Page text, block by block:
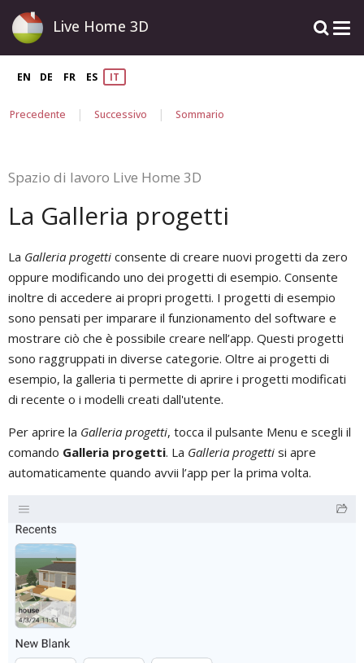
Live Home 3D
EN DE FR ES IT
Precedente | Successivo | Sommario
Spazio di lavoro Live Home 3D
La Galleria progetti
La Galleria progetti consente di creare nuovi progetti da zero
oppure modificando uno dei progetti di esempio. Consente
inoltre di accedere ai propri progetti. I progetti di esempio
sono pensati per imparare il funzionamento del software e
mostrare ciò che è possibile creare nell’app. Questi progetti
sono raggruppati in diverse categorie. Oltre ai progetti di
esempio, la galleria ti permette di aprire i progetti modificati
di recente o i modelli creati dall'utente.
Per aprire la Galleria progetti, tocca il pulsante Menu e scegli il
comando Galleria progetti. La Galleria progetti si apre
automaticamente quando avvii l’app per la prima volta.